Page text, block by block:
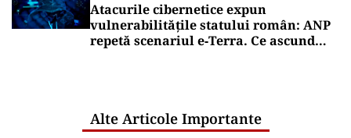
Atacurile cibernetice expun
vulnerabilitățile statului român: ANP
repetă scenariul e‑Terra. Ce ascund
Alte Articole Importante